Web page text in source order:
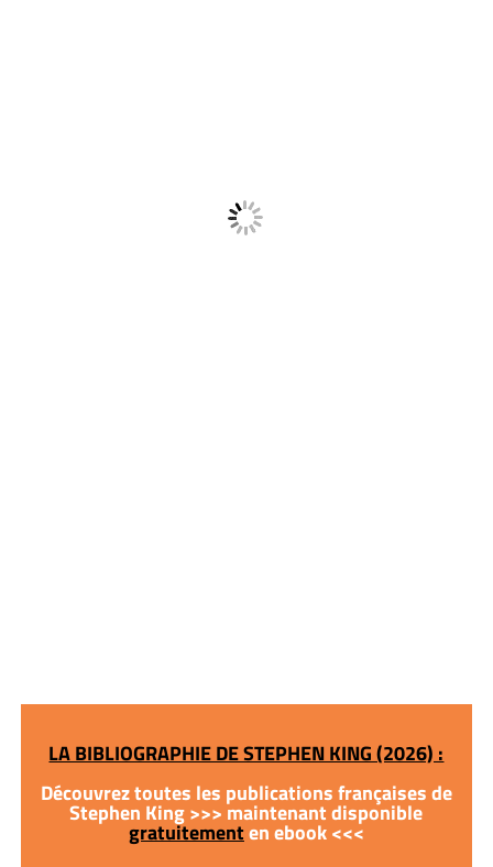
LA BIBLIOGRAPHIE DE STEPHEN KING (2026) :
Découvrez toutes les publications françaises de
Stephen King >>> maintenant disponible
gratuitementen ebook <<<